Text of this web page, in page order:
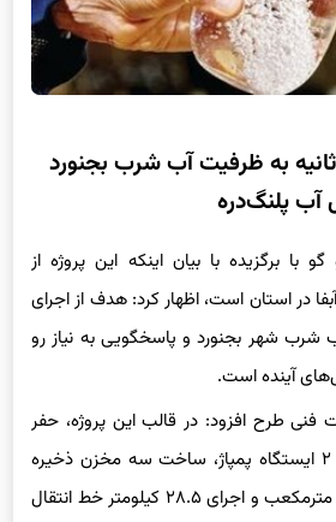
لیتر بر ثانیه به ظرفیت آب شرب بجنورد
آب پلنگ‌دره
برگزیده با بیان اینکه این پروژه از
در استان است، اظهار کرد: هدف از اجرای
شرب شهر بجنورد و پاسخگویی به نیاز رو
آینده است.
طرح افزود: در قالب این پروژه، حفر
هفت حلقه چاه، احداث ۲ ایستگاه پمپاژ، ساخت سه مخزن ذخیره
هرکدام با ظرفیت ۲ هزار مترمکعب و اجرای ۲۸.۵ کیلومتر خط انتقال